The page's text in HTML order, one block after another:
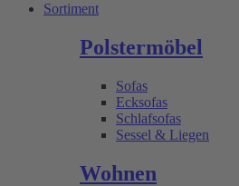
Sortiment
Polstermöbel
Sofas
Ecksofas
Schlafsofas
Sessel & Liegen
Wohnen